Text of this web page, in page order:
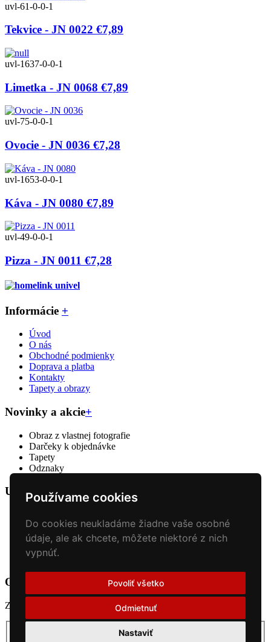
Používame cookies
Do cookies neukladáme žiadne vaše osobné
údaje, ale ak chcete, môžete niektoré z nich
vypnúť.
Povoliť všetko
Odmietnuť
Nastaviť
uvl-61-0-0-1
Tekvice - JN 0022 €7,89
uvl-1637-0-0-1
Limetka - JN 0068 €7,89
uvl-75-0-0-1
Ovocie - JN 0036 €7,28
uvl-1653-0-0-1
Káva - JN 0080 €7,89
uvl-49-0-0-1
Pizza - JN 0011 €7,28
Informácie +
Úvod
O nás
Obchodné podmienky
Doprava a platba
Kontakty
Tapety a obrazy
Novinky a akcie+
Obraz z vlastnej fotografie
Darčeky k objednávke
Tapety
Odznaky
Univel print & creative +
Reklamný textil
Reklamné predmety
Polepy áut
Tlač plagátov a bannerov
Odber noviniek
Získajte prehľad o novinkách
Odoberať